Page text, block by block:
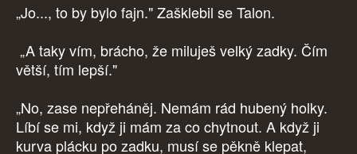
„Jo..., to by bylo fajn." Zašklebil se Talon.
„A taky vím, brácho, že miluješ velký zadky. Čím
větší, tím lepší."
„No, zase nepřeháněj. Nemám rád hubený holky.
Líbí se mi, když ji mám za co chytnout. A když ji
kurva plácku po zadku, musí se pěkně klepat,